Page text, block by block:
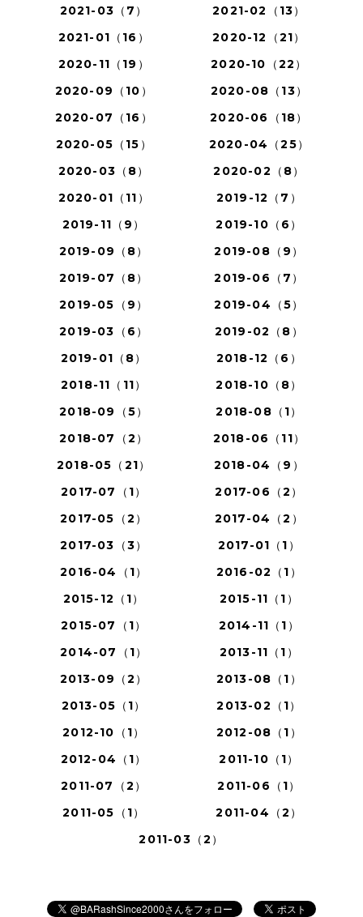
2021-03（7）
2021-02（13）
2021-01（16）
2020-12（21）
2020-11（19）
2020-10（22）
2020-09（10）
2020-08（13）
2020-07（16）
2020-06（18）
2020-05（15）
2020-04（25）
2020-03（8）
2020-02（8）
2020-01（11）
2019-12（7）
2019-11（9）
2019-10（6）
2019-09（8）
2019-08（9）
2019-07（8）
2019-06（7）
2019-05（9）
2019-04（5）
2019-03（6）
2019-02（8）
2019-01（8）
2018-12（6）
2018-11（11）
2018-10（8）
2018-09（5）
2018-08（1）
2018-07（2）
2018-06（11）
2018-05（21）
2018-04（9）
2017-07（1）
2017-06（2）
2017-05（2）
2017-04（2）
2017-03（3）
2017-01（1）
2016-04（1）
2016-02（1）
2015-12（1）
2015-11（1）
2015-07（1）
2014-11（1）
2014-07（1）
2013-11（1）
2013-09（2）
2013-08（1）
2013-05（1）
2013-02（1）
2012-10（1）
2012-08（1）
2012-04（1）
2011-10（1）
2011-07（2）
2011-06（1）
2011-05（1）
2011-04（2）
2011-03（2）